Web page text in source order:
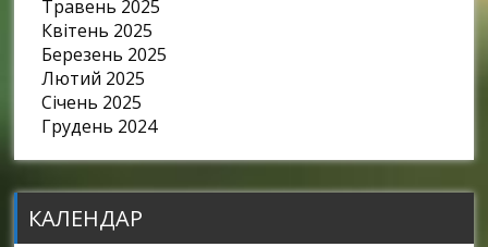
Травень 2025
Квітень 2025
Березень 2025
Лютий 2025
Січень 2025
Грудень 2024
КАЛЕНДАР